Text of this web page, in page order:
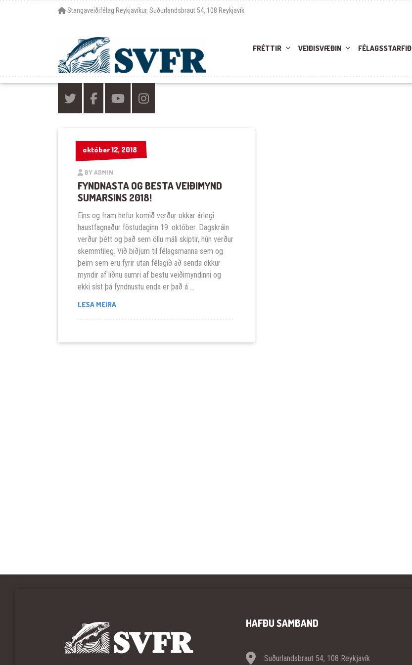
Stangaveiðifélag Reykjavíkur, Suðurlandsbraut 54, 108 Reykjavík
FRÉTTIR VEIÐISVÆÐIN FÉLAGSSTARFIÐ
október 12, 2018
október 12, 2018
BY ADMIN
FYNDNASTA OG BESTA VEIÐIMYND
SUMARSINS 2018!
Eins og fram hefur komið verður okkar árlegi
haustfagnaður föstudaginn 19. október. Dagskráin
verður þétt og það sem öllu máli skiptir, hún verður
skemmtileg. Við biðjum til félagsmanna sem og
þeim sem eru fyrir utan félagið að senda okkur
myndir af liðnu sumri af bestu veiðimyndinni og
ekki síst þá fyndnustu enda er það á …
LESA MEIRAFYNDNASTA OG BESTA VEIÐIMYND SUMARSINS 2018!
HAFÐU SAMBAND
Suðurlandsbraut 54, 108 Reykjavík